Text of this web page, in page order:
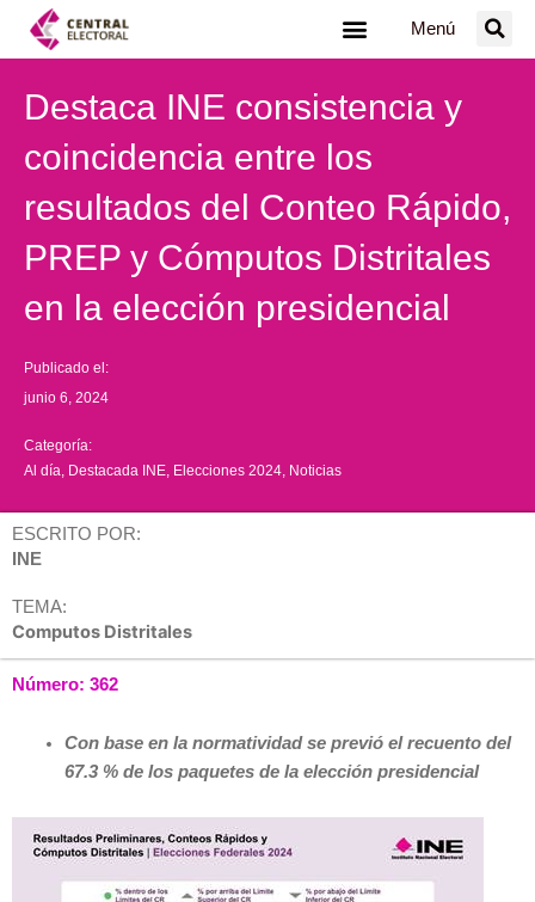
Menú
Destaca INE consistencia y
coincidencia entre los
resultados del Conteo Rápido,
PREP y Cómputos Distritales
en la elección presidencial
Publicado el:
junio 6, 2024
Categoría:
Al día Destacada INE Elecciones 2024 Noticias
ESCRITO POR:
INE
TEMA:
Computos Distritales
Número: 362
Con base en la normatividad se previó el recuento del
67.3 % de los paquetes de la elección presidencial